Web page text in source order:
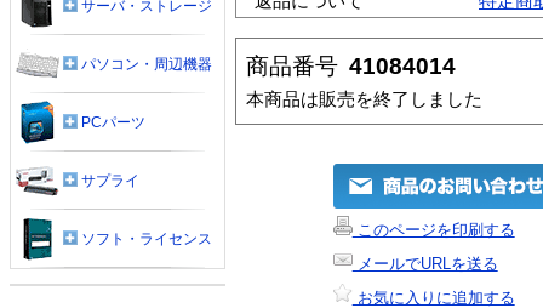
商品番号 41084014
本商品は販売を終了しました
このページを印刷する
メールでURLを送る
お気に入りに追加する
サーバ・ストレージ
パソコン・周辺機器
PCパーツ
サプライ
ソフト・ライセンス